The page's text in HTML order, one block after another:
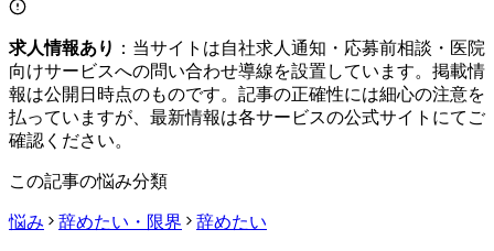
求人情報あり ：当サイトは自社求人通知・応募前相談・医院
向けサービスへの問い合わせ導線を設置しています。掲載情
報は公開日時点のものです。記事の正確性には細心の注意を
払っていますが、最新情報は各サービスの公式サイトにてご
確認ください。
この記事の悩み分類
悩み 辞めたい・限界 辞めたい